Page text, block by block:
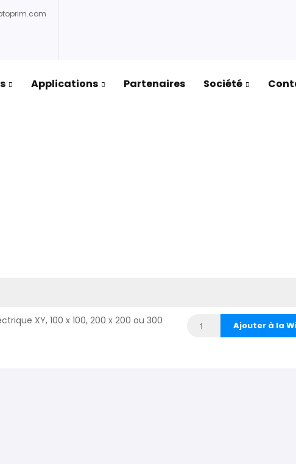
Applications Partenaires Société
XY, 100 x 100, 200 x 200 ou 300
Ajouter à la